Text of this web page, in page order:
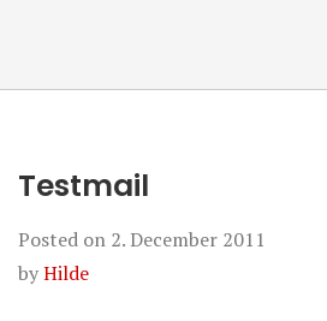
Testmail
Posted on 2. December 2011
byHilde